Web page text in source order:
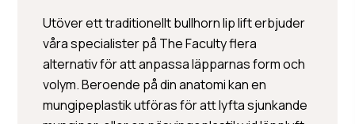
Utöver ett traditionellt bullhorn lip lift erbjuder
våra specialister på The Faculty flera
alternativ för att anpassa läpparnas form och
volym. Beroende på din anatomi kan en
mungipeplastik utföras för att lyfta sjunkande